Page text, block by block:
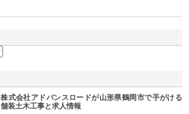
株式会社アドバンスロードが山形県鶴岡市で手がける
舗装土木工事と求人情報